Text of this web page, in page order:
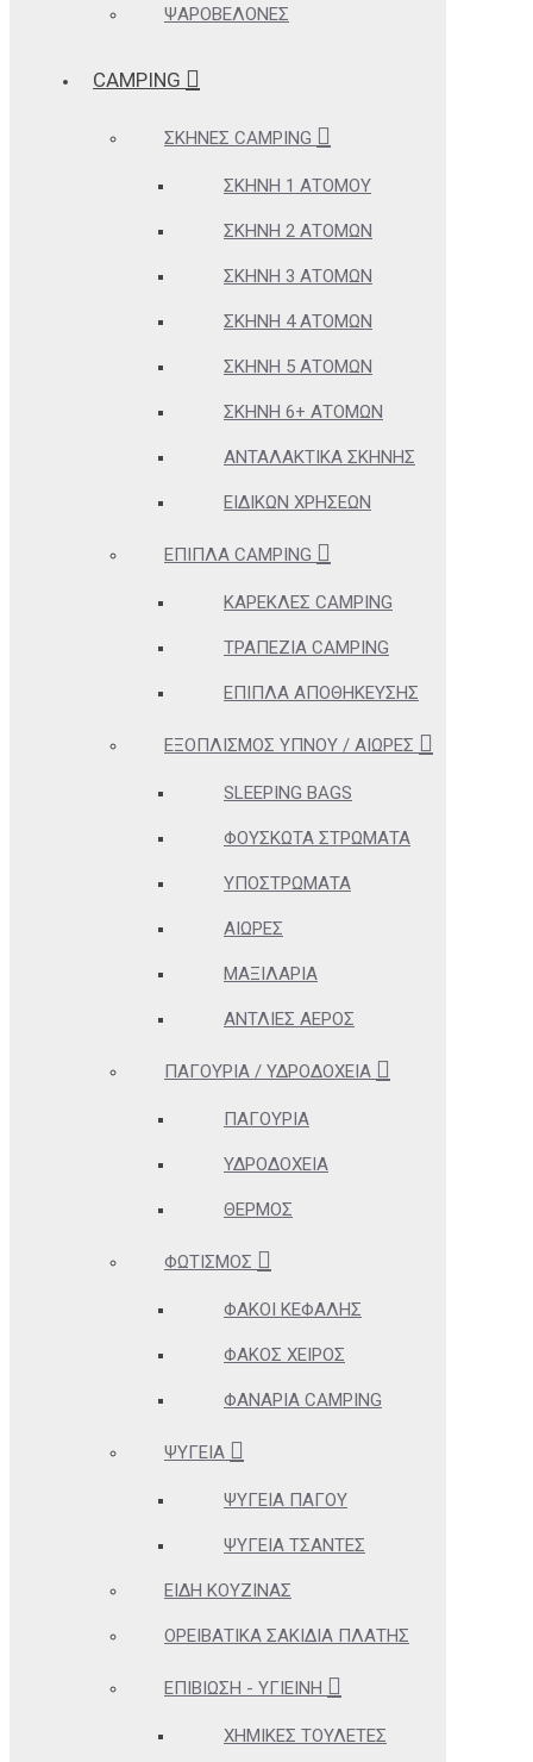
ΨΑΡΟΒΕΛΌΝΕΣ
CAMPING
ΣΚΗΝΈΣ CAMPING
ΣΚΗΝΉ 1 ΑΤΌΜΟΥ
ΣΚΗΝΉ 2 ΑΤΌΜΩΝ
ΣΚΗΝΉ 3 ΑΤΌΜΩΝ
ΣΚΗΝΉ 4 ΑΤΌΜΩΝ
ΣΚΗΝΉ 5 ΑΤΌΜΩΝ
ΣΚΗΝΉ 6+ ΑΤΌΜΩΝ
ΑΝΤΑΛΑΚΤΙΚΆ ΣΚΗΝΉΣ
ΕΙΔΙΚΏΝ ΧΡΉΣΕΩΝ
ΈΠΙΠΛΑ CAMPING
ΚΑΡΈΚΛΕΣ CAMPING
ΤΡΑΠΈΖΙΑ CAMPING
ΈΠΙΠΛΑ ΑΠΟΘΉΚΕΥΣΗΣ
ΕΞΟΠΛΙΣΜΌΣ ΎΠΝΟΥ / ΑΙΏΡΕΣ
SLEEPING BAGS
ΦΟΥΣΚΩΤΆ ΣΤΡΏΜΑΤΑ
ΥΠΟΣΤΡΏΜΑΤΑ
ΑΙΏΡΕΣ
ΜΑΞΙΛΆΡΙΑ
ΑΝΤΛΊΕΣ ΑΈΡΟΣ
ΠΑΓΟΎΡΙΑ / ΥΔΡΟΔΟΧΕΊΑ
ΠΑΓΟΎΡΙΑ
ΥΔΡΟΔΟΧΕΊΑ
ΘΕΡΜΌΣ
ΦΩΤΙΣΜΌΣ
ΦΑΚΟΊ ΚΕΦΑΛΉΣ
ΦΑΚΌΣ ΧΕΙΡΌΣ
ΦΑΝΆΡΙΑ CAMPING
ΨΥΓΕΊΑ
ΨΥΓΕΊΑ ΠΆΓΟΥ
ΨΥΓΕΊΑ ΤΣΆΝΤΕΣ
ΕΊΔΗ ΚΟΥΖΊΝΑΣ
ΟΡΕΙΒΑΤΙΚΆ ΣΑΚΊΔΙΑ ΠΛΆΤΗΣ
ΕΠΙΒΊΩΣΗ - ΥΓΙΕΙΝΉ
ΧΗΜΙΚΈΣ ΤΟΥΛΈΤΕΣ